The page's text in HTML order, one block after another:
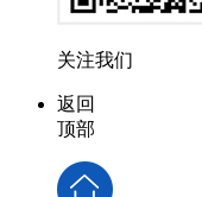
关注我们
返回
顶部